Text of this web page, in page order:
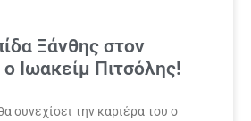
Ξάνθης στον
Ιωακείμ Πιτσόλης!
συνεχίσει την καριέρα του ο